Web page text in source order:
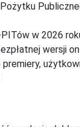
w 2026
wersji